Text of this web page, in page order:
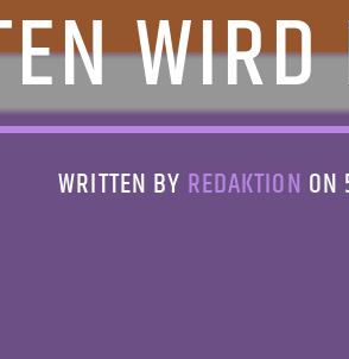
WRITTEN BY REDAKTION